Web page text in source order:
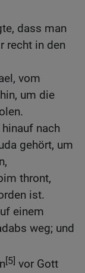
dass man
recht in den
vom
um die
nach
gehört, um
thront,
ist.
einem
weg; und
[5] vor Gott